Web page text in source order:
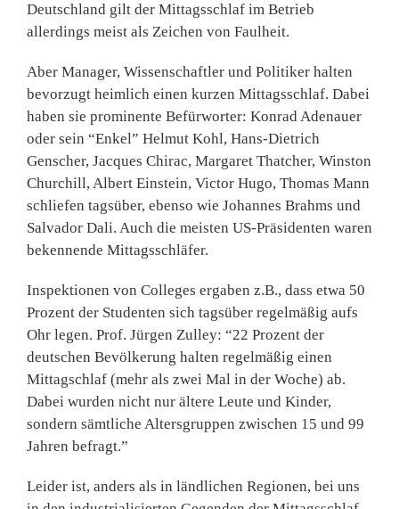
Deutschland gilt der Mittagsschlaf im Betrieb
allerdings meist als Zeichen von Faulheit.
Aber Manager, Wissenschaftler und Politiker halten
bevorzugt heimlich einen kurzen Mittagsschlaf. Dabei
haben sie prominente Befürworter: Konrad Adenauer
oder sein “Enkel” Helmut Kohl, Hans-Dietrich
Genscher, Jacques Chirac, Margaret Thatcher, Winston
Churchill, Albert Einstein, Victor Hugo, Thomas Mann
schliefen tagsüber, ebenso wie Johannes Brahms und
Salvador Dali. Auch die meisten US-Präsidenten waren
bekennende Mittagsschläfer.
Inspektionen von Colleges erga­ben z.B., dass etwa 50
Prozent der Studenten sich tagsüber regelmäßig aufs
Ohr legen. Prof. Jürgen Zulley: “22 Prozent der
deutschen Bevölkerung halten regelmäßig einen
Mittagschlaf (mehr als zwei Mal in der Woche) ab.
Dabei wurden nicht nur ältere Leute und Kinder,
sondern sämtliche Altersgrup­pen zwischen 15 und 99
Jahren befragt.”
Leider ist, anders als in ländli­chen Regionen, bei uns